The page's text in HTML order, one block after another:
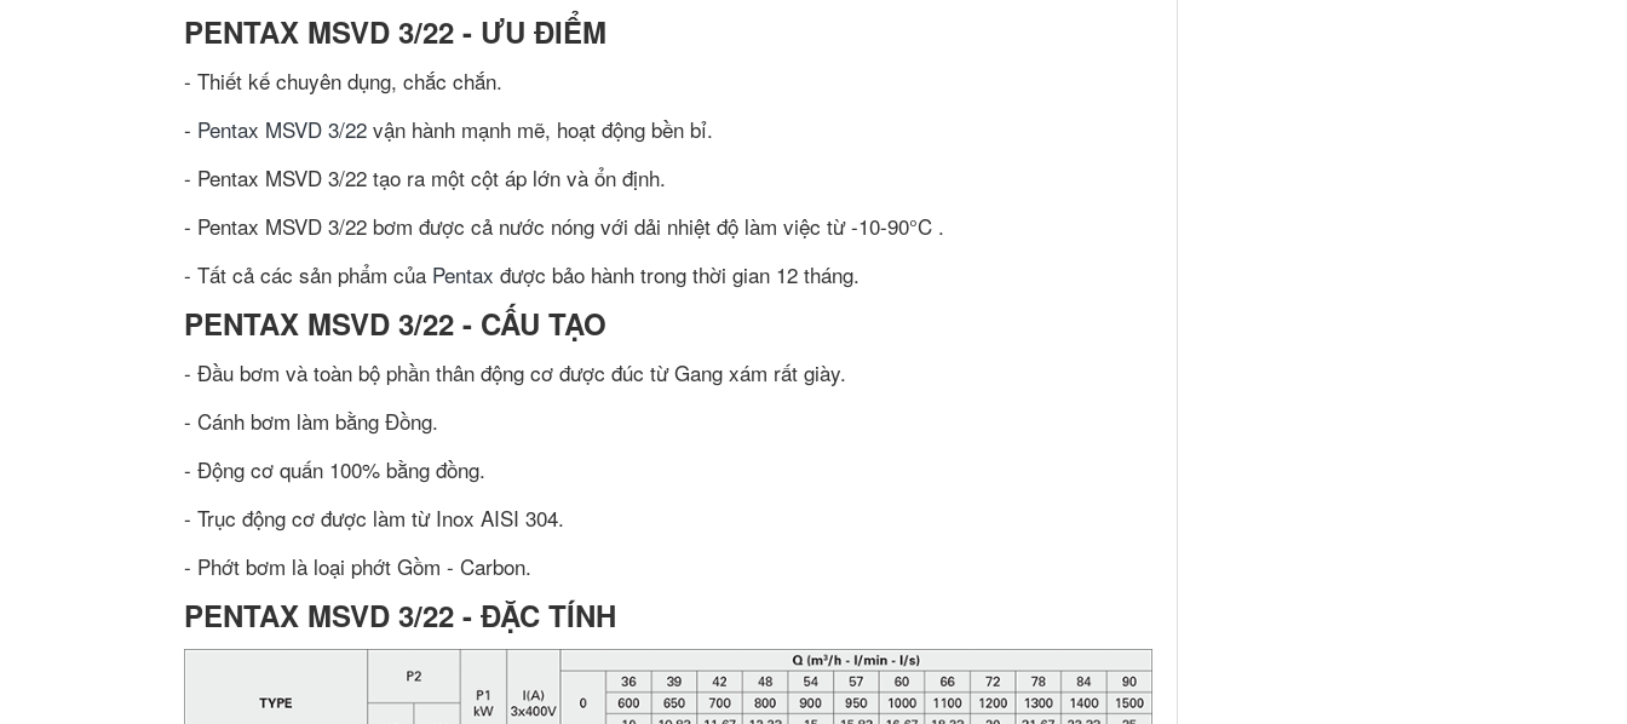
PENTAX MSVD 3/22 - ƯU ĐIỂM
- Thiết kế chuyên dụng, chắc chắn.
- Pentax MSVD 3/22 vận hành mạnh mẽ, hoạt động bền bỉ.
- Pentax MSVD 3/22 tạo ra một cột áp lớn và ổn định.
- Pentax MSVD 3/22 bơm được cả nước nóng với dải nhiệt độ làm việc từ -10-90°C .
- Tất cả các sản phẩm của Pentax được bảo hành trong thời gian 12 tháng.
PENTAX MSVD 3/22 - CẤU TẠO
- Đầu bơm và toàn bộ phần thân động cơ được đúc từ Gang xám rất giày.
- Cánh bơm làm bằng Đồng.
- Động cơ quấn 100% bằng đồng.
- Trục động cơ được làm từ Inox AISI 304.
- Phớt bơm là loại phớt Gồm - Carbon.
PENTAX MSVD 3/22 - ĐẶC TÍNH